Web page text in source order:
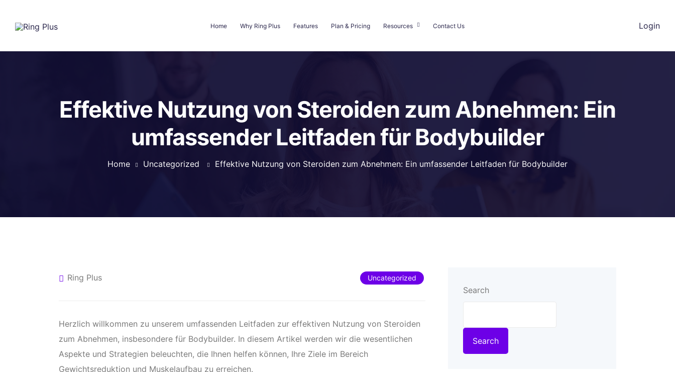
Home Why Ring Plus Features Plan & Pricing Resources Contact Us Login
Effektive Nutzung von Steroiden zum Abnehmen: Ein
umfassender Leitfaden für Bodybuilder
Home Uncategorized Effektive Nutzung von Steroiden zum Abnehmen: Ein umfassender Leitfaden für Bodybuilder
Ring Plus Uncategorized
Herzlich willkommen zu unserem umfassenden Leitfaden zur effektiven Nutzung von Steroiden
zum Abnehmen, insbesondere für Bodybuilder. In diesem Artikel werden wir die wesentlichen
Aspekte und Strategien beleuchten, die Ihnen helfen können, Ihre Ziele im Bereich
Gewichtsreduktion und Muskelaufbau zu erreichen.
Search
Search